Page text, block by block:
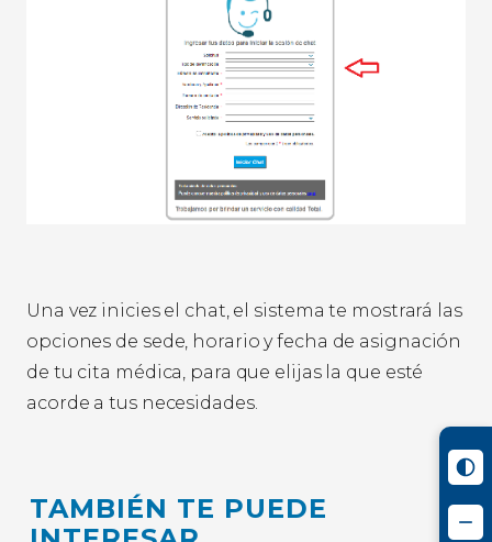
Una vez inicies el chat, el sistema te mostrará las
opciones de sede, horario y fecha de asignación
de tu cita médica, para que elijas la que esté
acorde a tus necesidades.
TAMBIÉN TE PUEDE